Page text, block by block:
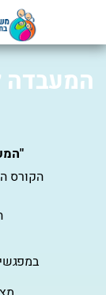
המעבדה
הקורס